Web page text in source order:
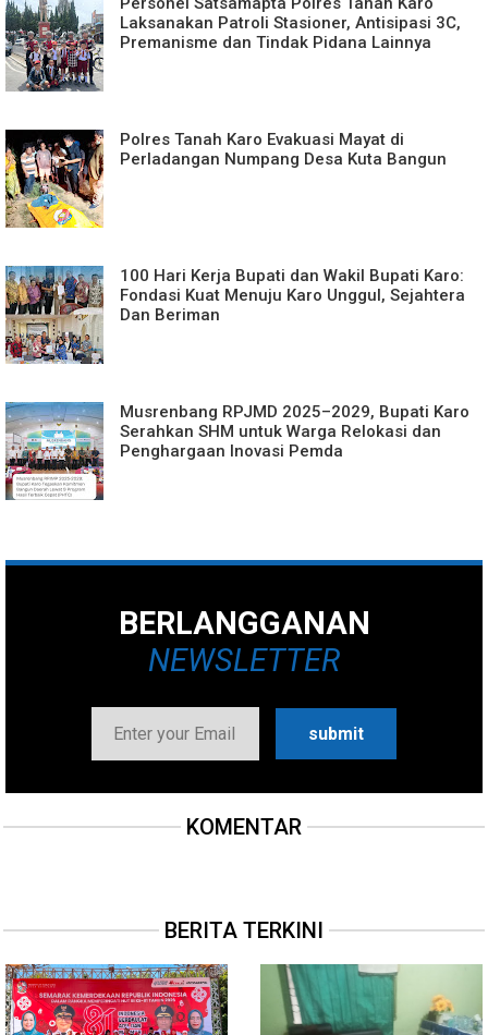
Laksanakan Patroli Stasioner, Antisipasi 3C,
Premanisme dan Tindak Pidana Lainnya
Polres Tanah Karo Evakuasi Mayat di
Perladangan Numpang Desa Kuta Bangun
100 Hari Kerja Bupati dan Wakil Bupati Karo:
Fondasi Kuat Menuju Karo Unggul, Sejahtera
Dan Beriman
Musrenbang RPJMD 2025–2029, Bupati Karo
Serahkan SHM untuk Warga Relokasi dan
Penghargaan Inovasi Pemda
BERLANGGANAN
NEWSLETTER
KOMENTAR
BERITA TERKINI